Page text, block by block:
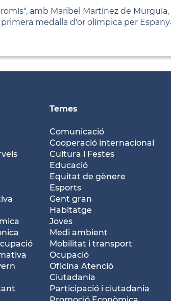
amb Maribel Martínez de
medalla d'or olímpica per
Temes
Comunicació
Cooperació internacional
Cultura i Festes
Educació
Equitat de gènere
Esports
Gent gran
Habitatge
Joves
Medi ambient
Mobilitat i transport
Ocupació
Oficina Atenció
Ciutadania
Participació i ciutadania